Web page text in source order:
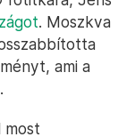
mérni
„most
a